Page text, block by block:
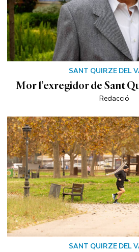
SANT QUIRZE DEL
Mor l’exregidor de Sant
Redacció
SANT QUIRZE DEL